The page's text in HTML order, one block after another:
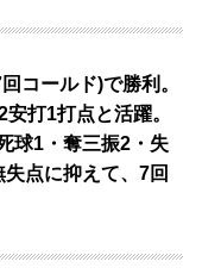
コールド)で勝利。
打1打点と活躍。
球1・奪三振2・失
点に抑えて、7回